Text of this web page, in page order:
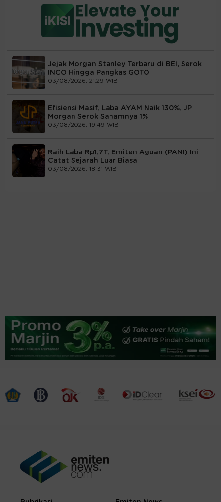
Jejak Morgan Stanley Terbaru di BEI, Serok
INCO Hingga Pangkas GOTO
03/08/2026, 21:29 WIB
Efisiensi Masif, Laba AYAM Naik 130%, JP
Morgan Serok Sahamnya 1%
03/08/2026, 19:49 WIB
Raih Laba Rp1,7T, Emiten Aguan (PANI) Ini
Catat Sejarah Luar Biasa
03/08/2026, 18:31 WIB